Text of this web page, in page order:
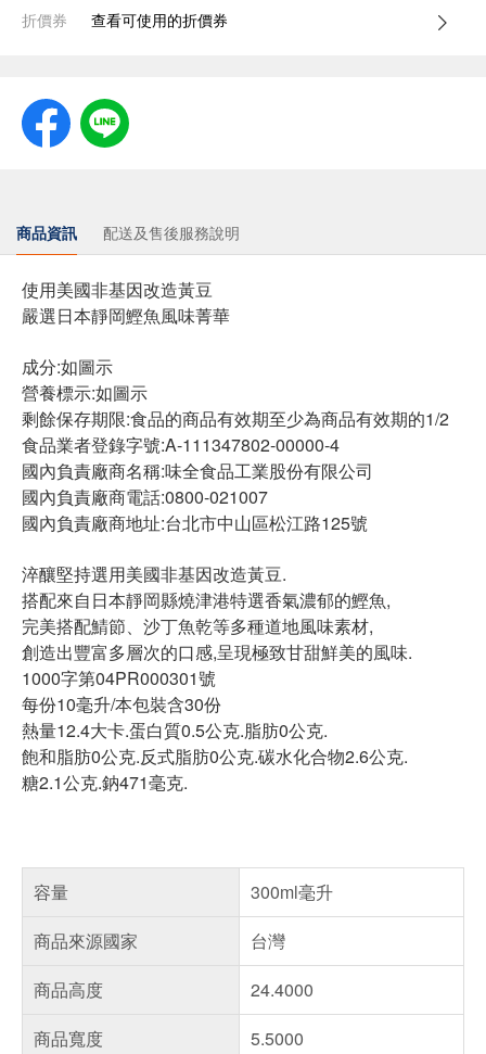
折價券 查看可使用的折價券
商品資訊 配送及售後服務說明
使用美國非基因改造黃豆
嚴選日本靜岡鰹魚風味菁華
成分:如圖示
營養標示:如圖示
剩餘保存期限:食品的商品有效期至少為商品有效期的1/2
食品業者登錄字號:A-111347802-00000-4
國內負責廠商名稱:味全食品工業股份有限公司
國內負責廠商電話:0800-021007
國內負責廠商地址:台北市中山區松江路125號
淬釀堅持選用美國非基因改造黃豆.
搭配來自日本靜岡縣燒津港特選香氣濃郁的鰹魚,
完美搭配鯖節、沙丁魚乾等多種道地風味素材,
創造出豐富多層次的口感,呈現極致甘甜鮮美的風味.
1000字第04PR000301號
每份10毫升/本包裝含30份
熱量12.4大卡.蛋白質0.5公克.脂肪0公克.
飽和脂肪0公克.反式脂肪0公克.碳水化合物2.6公克.
糖2.1公克.鈉471毫克.
容量
300ml毫升
商品來源國家
台灣
商品高度
24.4000
商品寬度
5.5000